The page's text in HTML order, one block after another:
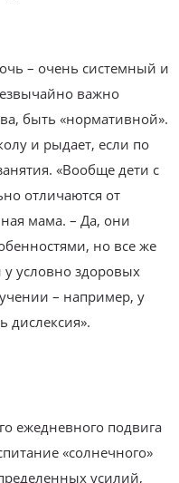
– очень системный и
важно
быть «нормативной».
и рыдает, если по
«Вообще дети с
отличаются от
мама. – Да, они
но все же
условно здоровых
– например, у
дислексия».
ежедневного подвига
«солнечного»
усилий,